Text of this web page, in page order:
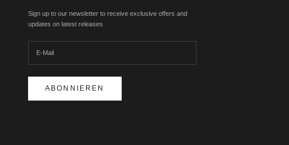
Sign up to our newsletter to receive exclusive offers and
updates on latest releases
ABONNIEREN